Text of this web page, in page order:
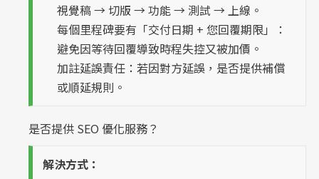
視覺稿 → 切版 → 功能 → 測試 → 上線。
每個里程碑要有「交付日期 + 您回覆期限」：
避免因等待回覆導致時程失控又被加價。
加註延誤責任：若因對方延誤，是否提供補償
或順延規則。
是否提供 SEO 優化服務？
解決方式：